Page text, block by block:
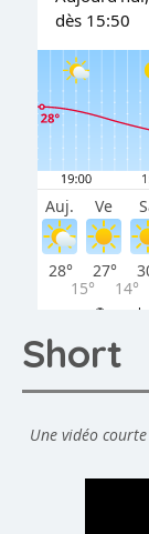
Short
Une vidéo